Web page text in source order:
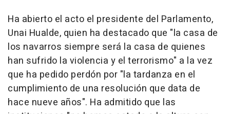
Ha abierto el acto el presidente del Parlamento,
Unai Hualde, quien ha destacado que "la casa de
los navarros siempre será la casa de quienes
han sufrido la violencia y el terrorismo" a la vez
que ha pedido perdón por "la tardanza en el
cumplimiento de una resolución que data de
hace nueve años". Ha admitido que las